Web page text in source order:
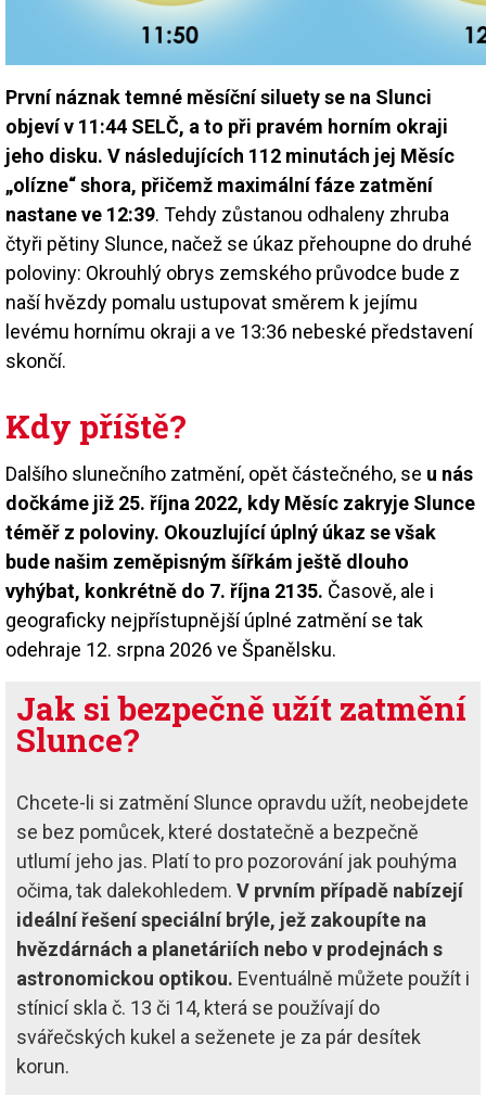
První náznak temné měsíční siluety se na Slunci
objeví v 11:44 SELČ, a to při pravém horním okraji
jeho disku. V následujících 112 minutách jej Měsíc
„olízne“ shora, přičemž maximální fáze zatmění
nastane ve 12:39. Tehdy zůstanou odhaleny zhruba
čtyři pětiny Slunce, načež se úkaz přehoupne do druhé
poloviny: Okrouhlý obrys zemského průvodce bude z
naší hvězdy pomalu ustupovat směrem k jejímu
levému hornímu okraji a ve 13:36 nebeské představení
skončí.
Kdy příště?
Dalšího slunečního zatmění, opět částečného, se u nás
dočkáme již 25. října 2022, kdy Měsíc zakryje Slunce
téměř z poloviny. Okouzlující úplný úkaz se však
bude našim zeměpisným šířkám ještě dlouho
vyhýbat, konkrétně do 7. října 2135. Časově, ale i
geograficky nejpřístupnější úplné zatmění se tak
odehraje 12. srpna 2026 ve Španělsku.
Jak si bezpečně užít zatmění
Slunce?
Chcete-li si zatmění Slunce opravdu užít, neobejdete
se bez pomůcek, které dostatečně a bezpečně
utlumí jeho jas. Platí to pro pozorování jak pouhýma
očima, tak dalekohledem. V prvním případě nabízejí
ideální řešení speciál­ní brýle, jež zakoupíte na
hvězdárnách a planetáriích nebo v prodejnách s
astronomickou optikou. Eventuálně můžete použít i
stínicí skla č. 13 či 14, která se používají do
svářečských kukel a seženete je za pár desítek
korun.